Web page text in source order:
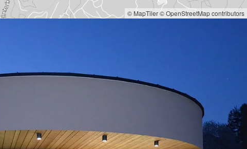
© MapTiler© OpenStreetMap contributors